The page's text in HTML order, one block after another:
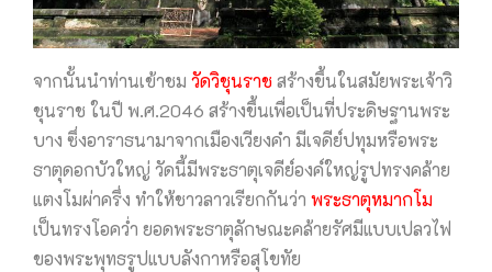
จากนั้นนำท่านเข้าชม วัดวิชุนราชสร้างขึ้นในสมัยพระเจ้าวิ
ชุนราช ในปี พ.ศ.2046 สร้างขึ้นเพื่อเป็นที่ประดิษฐานพระ
บาง ซึ่งอาราธนามาจากเมืองเวียงคำ มีเจดีย์ปทุมหรือพระ
ธาตุดอกบัวใหญ่ วัดนี้มีพระธาตุเจดีย์องค์ใหญ่รูปทรงคล้าย
แตงโมผ่าครึ่ง ทำให้ชาวลาวเรียกกันว่า พระธาตุหมากโม
เป็นทรงโอคว่ำ ยอดพระธาตุลักษณะคล้ายรัศมีแบบเปลวไฟ
ของพระพุทธรูปแบบลังกาหรือสุโขทัย